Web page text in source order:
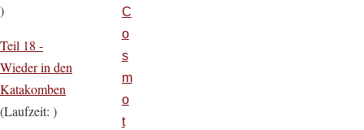
)
Teil 18 -
Wieder in den
Katakomben
(Laufzeit: )
C
o
s
m
o
t